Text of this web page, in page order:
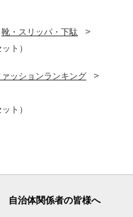
靴・スリッパ・下駄
ト）
ァッションランキング
ト）
自治体関係者の皆様へ